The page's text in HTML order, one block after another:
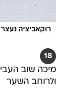
רוקאביציה
18
מיכה שוב
ולרוחב השער